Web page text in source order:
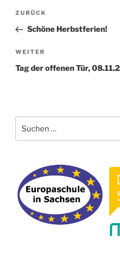
Beitragsnavigation
Vorheriger
Beitrag
ZURÜCK
Schöne Herbstferien!
Nächster
Beitrag
WEITER
Tag der offenen Tür,
nach: